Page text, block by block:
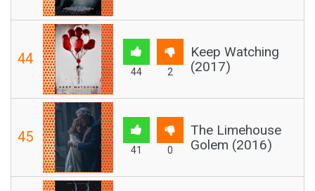
44
44 2
Keep Watching
(2017)
45
41 0
The Limehouse
Golem (2016)